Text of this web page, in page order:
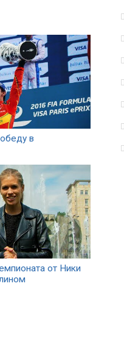
в
от Ники